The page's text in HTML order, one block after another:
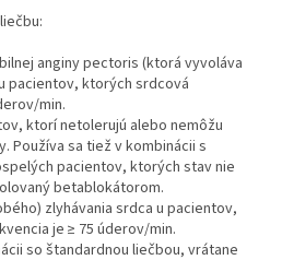
anginy pectoris (ktorá vyvoláva
pacientov, ktorých srdcová
min.
ktorí netolerujú alebo nemôžu
Používa sa tiež v kombinácii s
pacientov, ktorých stav nie
betablokátorom.
zlyhávania srdca u pacientov,
je ≥ 75 úderov/min.
so štandardnou liečbou, vrátane